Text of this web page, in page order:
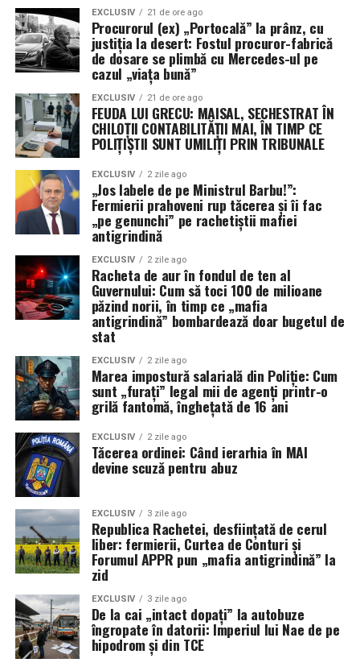
Istoria navală ne învață că, în ambele Războaie
Mondiale, aliații au fost reticenți în a adopta sistemul
convoaielor, preferând să „vâneze” amenințarea. În
ambele cazuri, strategia a eșuat catastrofal până când s-
a revenit la escortarea directă. Astăzi, Marina pare să
repete aceleași greșeli, încercând să creeze „coridoare
sigure” de la distanță, o tactică ce nu a reușit să
convingă armatorii să își trimită navele la apă.
După cinci luni de conflict, concluzia este ineluctabilă: o
strâmtoare blocată sub ochii unei flote de 290 de nave și
345.000 de marinari este, prin definiție, un eșec naval.
Până când această problemă nu va fi diagnosticată și
rezolvată, supremația maritimă a SUA rămâne doar un
concept teoretic, în timp ce 500 de nave comerciale
stau blocate, așteptând o siguranță care nu mai vine.
EXCLUSIV 21 de ore ago
Procurorul (ex) „Portocală” la prânz, cu
justiția la desert: Fostul procuror-fabrică
de dosare se plimbă cu Mercedes-ul pe
cazul „viața bună”
EXCLUSIV 21 de ore ago
FEUDA LUI GRECU: MAISAL, SECHESTRAT ÎN
CHILOȚII CONTABILITĂȚII MAI, ÎN TIMP CE
POLIȚIȘTII SUNT UMILIȚI PRIN TRIBUNALE
EXCLUSIV 2 zile ago
„Jos labele de pe Ministrul Barbu!”:
Fermierii prahoveni rup tăcerea și îi fac
„pe genunchi” pe rachetiștii mafiei
antigrindină
EXCLUSIV 2 zile ago
Racheta de aur în fondul de ten al
Guvernului: Cum să toci 100 de milioane
păzind norii, în timp ce „mafia
antigrindină” bombardează doar bugetul de
stat
EXCLUSIV 2 zile ago
Marea impostură salarială din Poliție: Cum
sunt „furați” legal mii de agenți printr-o
grilă fantomă, înghețată de 16 ani
EXCLUSIV 2 zile ago
Tăcerea ordinei: Când ierarhia în MAI
devine scuză pentru abuz
EXCLUSIV 3 zile ago
Republica Rachetei, desființată de cerul
liber: fermierii, Curtea de Conturi și
Forumul APPR pun „mafia antigrindină” la
zid
EXCLUSIV 3 zile ago
De la cai „intact dopați” la autobuze
îngropate în datorii: Imperiul lui Nae de pe
hipodrom și din TCE